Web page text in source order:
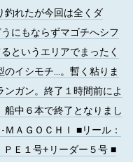
釣れたが今回は全くダ
にもならずマゴチへシフ
というエリアでまったく
イシモチ…。暫く粘りま
ガン。終了１時間前によ
船中６本で終了となりまし
-ＭＡＧＯＣＨＩ■リール ：
ＰＥ１号+リーダー５号■